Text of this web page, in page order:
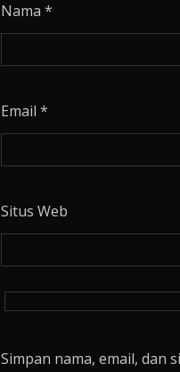
Nama *
Email *
Situs Web
Simpan nama, email, dan